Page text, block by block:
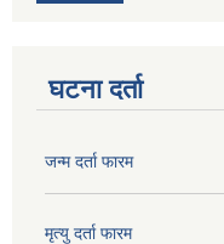
घटना दर्ता
जन्म दर्ता फारम
मृत्यु दर्ता फारम